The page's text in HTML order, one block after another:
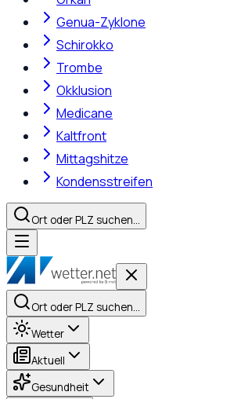
Genua-Zyklone
Schirokko
Trombe
Okklusion
Medicane
Kaltfront
Mittagshitze
Kondensstreifen
Ort oder PLZ suchen…
Ort oder PLZ suchen…
Wetter
Aktuell
Gesundheit